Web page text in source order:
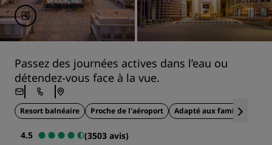
Passez des journées actives dans l’eau ou
détendez-vous face à la vue.
Resort balnéaire Proche de l'aéroport Adapté aux familles
4.5
(3503 avis)